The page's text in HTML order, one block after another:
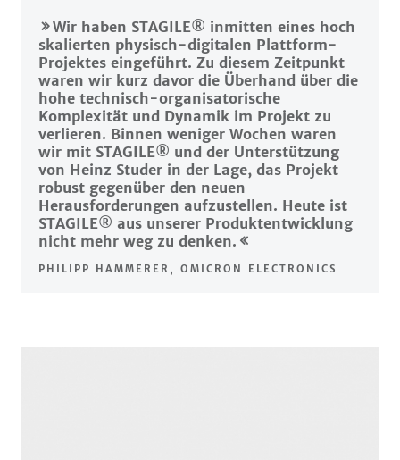
Business Intelligence
Wir haben STAGILE® inmitten eines hoch
skalierten physisch-digitalen Plattform-
Projektes eingeführt. Zu diesem Zeitpunkt
waren wir kurz davor die Überhand über die
hohe technisch-organisatorische
Komplexität und Dynamik im Projekt zu
verlieren. Binnen weniger Wochen waren
wir mit STAGILE® und der Unterstützung
von Heinz Studer in der Lage, das Projekt
robust gegenüber den neuen
Herausforderungen aufzustellen. Heute ist
STAGILE® aus unserer Produktentwicklung
nicht mehr weg zu denken.
PHILIPP HAMMERER, OMICRON ELECTRONICS